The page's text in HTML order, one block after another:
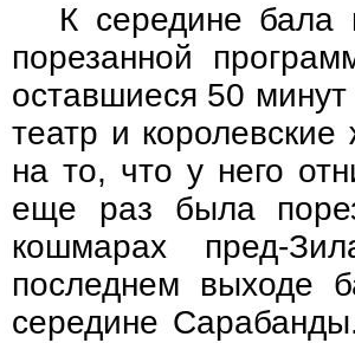
К середине
порезанной
оставшиеся 50
театр и
на то, что у него
еще раз была
кошмарах пред-
последнем выходе
середине